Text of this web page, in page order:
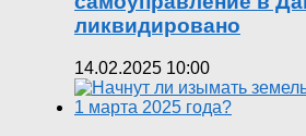
ликвидировано
14.02.2025 10:00